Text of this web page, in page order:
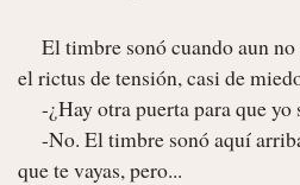
el rictus de tensión, casi de
que te vayas, pero...